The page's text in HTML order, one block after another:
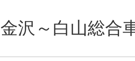
金沢～白山総合